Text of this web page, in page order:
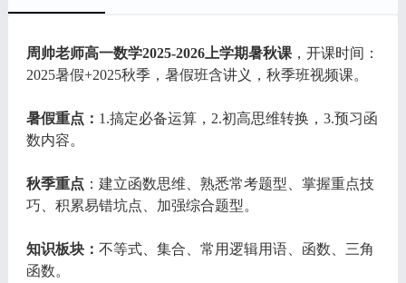
周帅老师高一数学2025-2026上学期暑秋课，开课时间：
2025暑假+2025秋季，暑假班含讲义，秋季班视频课。
暑假重点： 1.搞定必备运算，2.初高思维转换，3.预习函
数内容。
秋季重点 ：建立函数思维、熟悉常考题型、掌握重点技
巧、积累易错坑点、加强综合题型。
知识板块： 不等式、集合、常用逻辑用语、函数、三角
函数。